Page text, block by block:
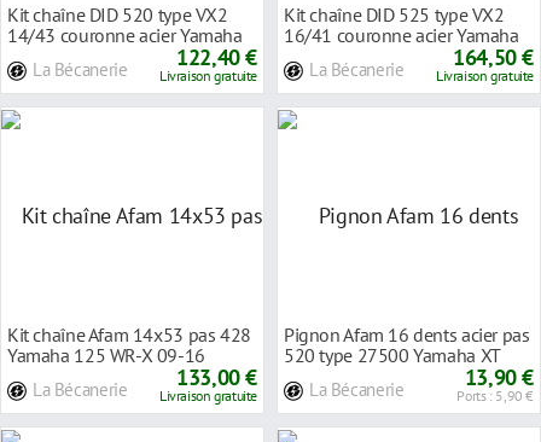
Kit chaîne DID 520 type VX2
14/43 couronne acier Yamaha
La Bécanerie 122,40 €
Livraison gratuite
Kit chaîne DID 525 type VX2
16/41 couronne acier Yamaha
La Bécanerie 164,50 €
Livraison gratuite
Kit chaîne Afam 14x53 pas 428
Yamaha 125 WR-X 09-16
La Bécanerie 133,00 €
Livraison gratuite
Pignon Afam 16 dents acier pas
520 type 27500 Yamaha XT
La Bécanerie 13,90 €
Ports : 5,90 €